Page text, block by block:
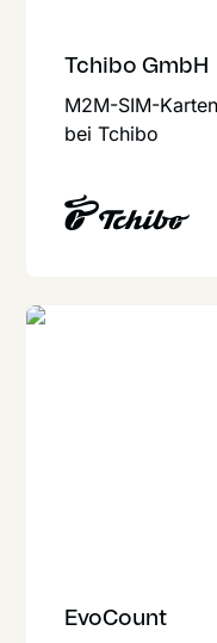
Tchibo GmbH
M2M-SIM-
bei Tchibo
EvoCount